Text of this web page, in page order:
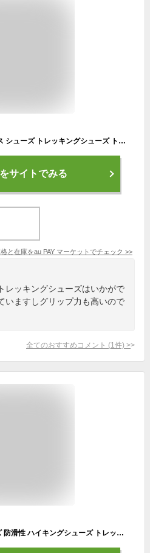
撥水 登山用シューズ レディース シューズ トレッキングシューズ トレッキングブーツ 幅広 軽量 ミドルカット スニーカー 靴 メンズ トレ
サイトでみる
と在庫をau PAY マーケット でチェック >>
レッキングシューズはいかがで
いますしグリップ力も高いので
全てのおすすめコメント (1 件) >
[DOZOGU] アウトドアシューズ 防滑性 ハイキングシューズ トレッキングシューズ メンズ ミドルカット 軽量 レディース 登山シューズ 防水 耐摩耗性 衝撃吸収 通気 キャンプ